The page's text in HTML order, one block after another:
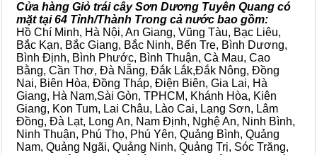
Cửa hàng Giỏ trái cây Sơn Dương Tuyên Quang có
mặt tại 64 Tỉnh/Thành Trong cả nước bao gồm:
Hồ Chí Minh, Hà Nội, An Giang, Vũng Tàu, Bạc Liêu,
Bắc Kạn, Bắc Giang, Bắc Ninh, Bến Tre, Bình Dương,
Bình Định, Bình Phước, Bình Thuận, Cà Mau, Cao
Bằng, Cần Thơ, Đà Nẵng, Đắk Lắk,Đắk Nông, Đồng
Nai, Biên Hòa, Đồng Tháp, Điện Biên, Gia Lai, Hà
Giang, Hà Nam,Sài Gòn, TPHCM, Khánh Hòa, Kiên
Giang, Kon Tum, Lai Châu, Lào Cai, Lạng Sơn, Lâm
Đồng, Đà Lạt, Long An, Nam Định, Nghệ An, Ninh Bình,
Ninh Thuận, Phú Thọ, Phú Yên, Quảng Bình, Quảng
Nam, Quảng Ngãi, Quảng Ninh, Quảng Trị, Sóc Trăng,